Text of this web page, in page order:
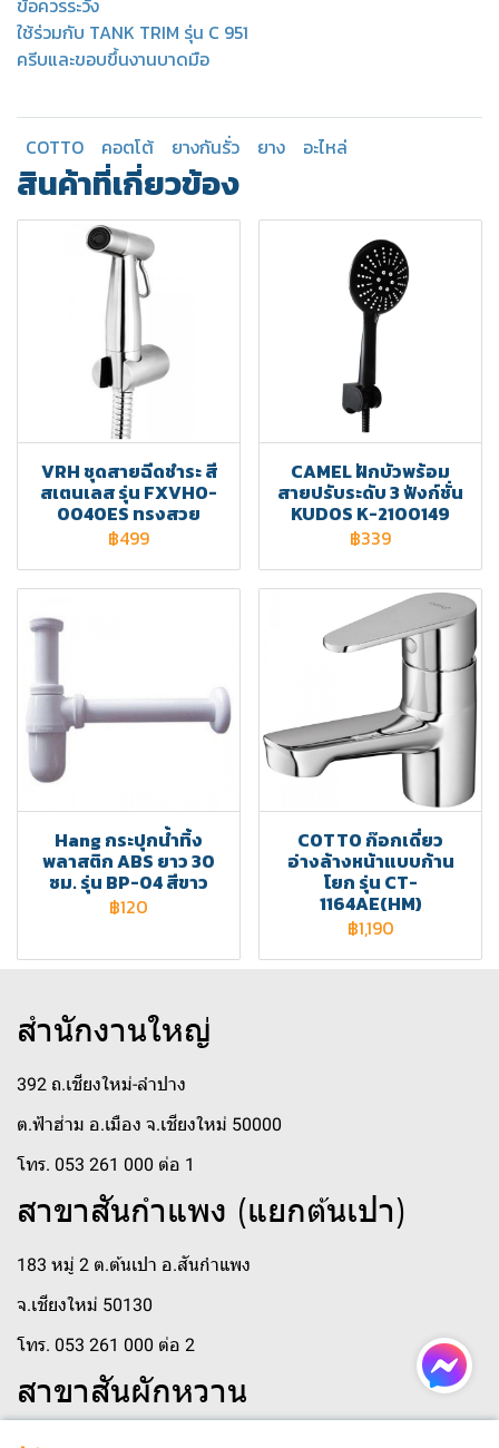
ข้อควรระวัง
ใช้ร่วมกับ TANK TRIM รุ่น C 951
ครีบและขอบขึ้นงานบาดมือ
COTTO คอตโต้ ยางกันรั่ว ยาง อะไหล่
สินค้าที่เกี่ยวข้อง
VRH ชุดสายฉีดชำระ สี
สเตนเลส รุ่น FXVHO-
0040ES ทรงสวย
฿499
CAMEL ฝักบัวพร้อม
สายปรับระดับ 3 ฟังก์ชั่น
KUDOS K-2100149
฿339
Hang กระปุกน้ำทิ้ง
พลาสติก ABS ยาว 30
ซม. รุ่น BP-04 สีขาว
฿120
COTTO ก๊อกเดี่ยว
อ่างล้างหน้าแบบก้าน
โยก รุ่น CT-
1164AE(HM)
฿1,190
สำนักงานใหญ่
392 ถ.เชียงใหม่-ลำปาง
ต.ฟ้าฮ่าม อ.เมือง จ.เชียงใหม่ 50000
โทร. 053 261 000 ต่อ 1
สาขาสันกำแพง (แยกต้นเปา)
183 หมู่ 2 ต.ต้นเปา อ.สันกำแพง
จ.เชียงใหม่ 50130
โทร. 053 261 000 ต่อ 2
สาขาสันผักหวาน